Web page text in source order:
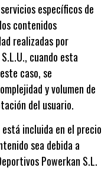
específicos de
contenidos
realizadas por
cuando esta
caso, se
y volumen de
del usuario.
incluida en el precio
sea debida a
Powerkan S.L.